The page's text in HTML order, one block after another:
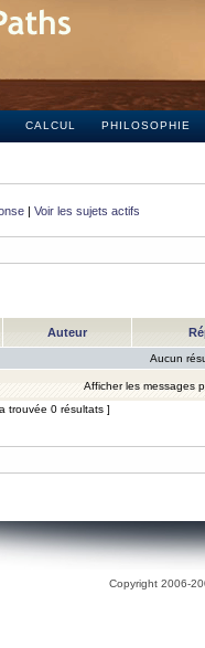
CALCUL PHILOSOPHIE
| Voir les sujets actifs
Auteur
Aucun
Afficher les messages
trouvée 0 résultats ]
Copyright 2006-